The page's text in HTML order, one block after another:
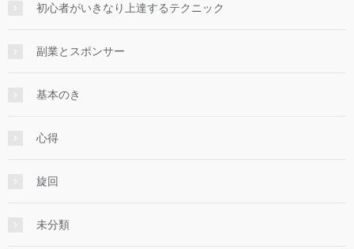
初心者がいきなり上達するテクニック
副業とスポンサー
基本のき
心得
旋回
未分類